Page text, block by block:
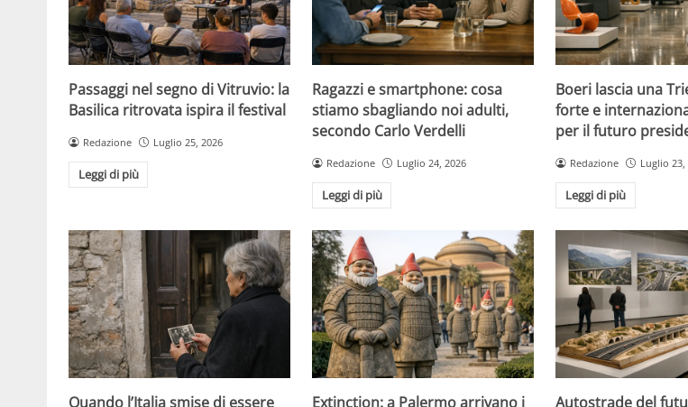
Passaggi nel segno di Vitruvio: la
Basilica ritrovata ispira il festival
Redazione Luglio 25, 2026
Leggi di più
Ragazzi e smartphone: cosa
stiamo sbagliando noi adulti,
secondo Carlo Verdelli
Redazione Luglio 24, 2026
Leggi di più
Boeri lascia una
forte e
per il futuro
Redazione Luglio 23,
Leggi di più
Quando l’Italia smise di essere Extinction: a Palermo arrivano i Autostrade del